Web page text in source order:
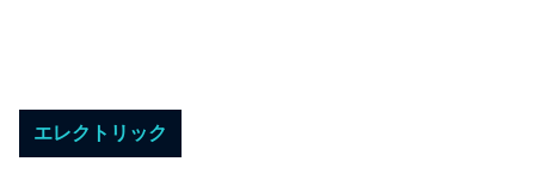
エレクトリック